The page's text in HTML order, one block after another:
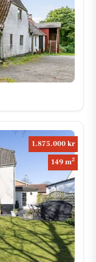
1.875.000 kr
149 m2